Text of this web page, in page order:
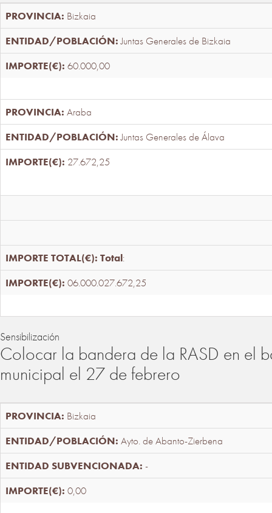
Bizkaia
Juntas Generales de Bizkaia
60.000,00
Araba
Juntas Generales de Álava
27.672,25
Total:
06.000.027.672,25
Sensibilización
Colocar la bandera de la RASD en el
municipal el 27 de febrero
Bizkaia
Ayto. de Abanto-Zierbena
-
0,00